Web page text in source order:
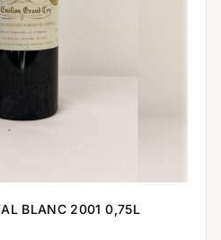
BLANC 2001 0,75L